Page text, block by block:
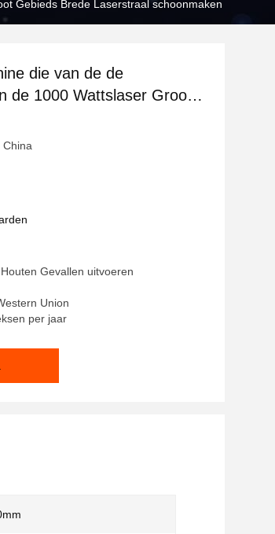
Gebieds Brede Laserstraal schoonmaken
die van de de
de 1000 Wattslaser Groot
schoonmaken
China
Gevallen uitvoeren
Union
per jaar